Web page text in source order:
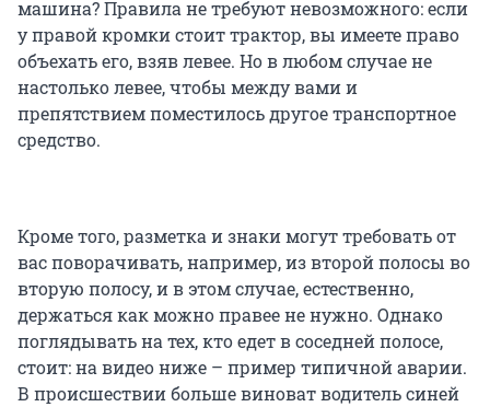
машина? Правила не требуют невозможного: если
у правой кромки стоит трактор, вы имеете право
объехать его, взяв левее. Но в любом случае не
настолько левее, чтобы между вами и
препятствием поместилось другое транспортное
средство.
Кроме того, разметка и знаки могут требовать от
вас поворачивать, например, из второй полосы во
вторую полосу, и в этом случае, естественно,
держаться как можно правее не нужно. Однако
поглядывать на тех, кто едет в соседней полосе,
стоит: на видео ниже – пример типичной аварии.
В происшествии больше виноват водитель синей